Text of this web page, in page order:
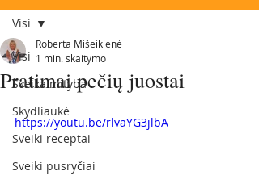
Visi
Sveika mityba
Skydliaukė
Sveiki receptai
Sveiki pusryčiai
Visi
Pratimai pečių juostai
Roberta Mišeikienė
1 min. skaitymo
https://youtu.be/rlvaYG3jlbA